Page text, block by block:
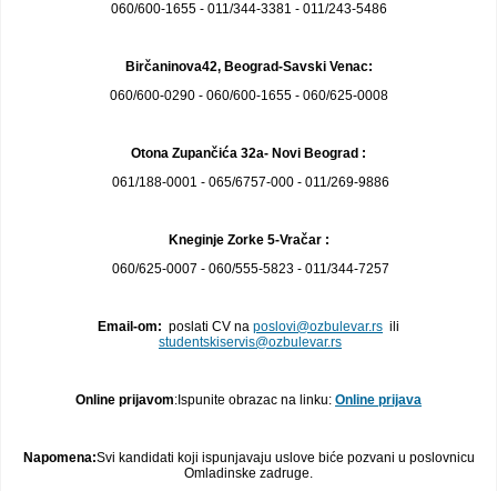
060/600-1655 - 011/344-3381 - 011/243-5486
Birčaninova42, Beograd-Savski Venac:
060/600-0290 - 060/600-1655 - 060/625-0008
Otona Zupančića 32a- Novi Beograd :
061/188-0001 - 065/6757-000 - 011/269-9886
Kneginje Zorke 5-Vračar :
060/625-0007 - 060/555-5823 - 011/344-7257
Email-om: poslati CV na poslovi@ozbulevar.rs ili
studentskiservis@ozbulevar.rs
Online prijavom:Ispunite obrazac na linku: Online prijava
Napomena:Svi kandidati koji ispunjavaju uslove biće pozvani u poslovnicu
Omladinske zadruge.